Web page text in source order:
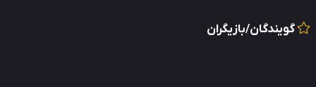
گویندگان/بازیگران